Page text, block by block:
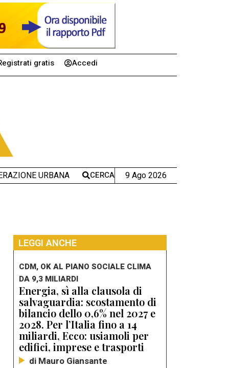
gratis Accedi
URBANA CERCA 9 Ago 2026
LEGGI ANCHE
CDM, OK AL PIANO SOCIALE CLIMA
DA 9,3 MILIARDI
Energia, sì alla clausola di
salvaguardia: scostamento di
bilancio dello 0,6% nel 2027 e
2028. Per l’Italia fino a 14
miliardi, Ecco: usiamoli per
edifici, imprese e trasporti
di Mauro Giansante